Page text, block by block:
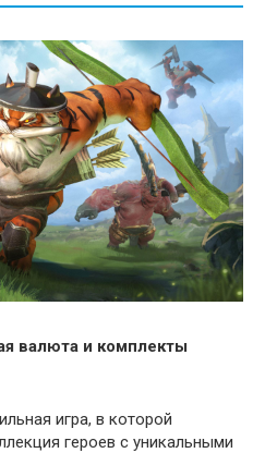
валюта и комплекты
игра, в которой
героев с уникальными